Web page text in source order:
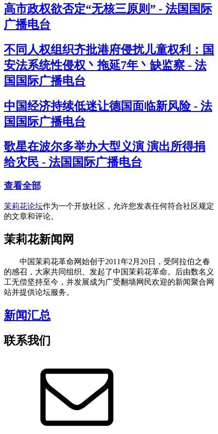
高市政权欲否定“无核三原则” - 法国国际
广播电台
不同人权组织齐批港府侵扰儿童权利：国
安法系统性侵权丶拖延7年丶缺监察 - 法
国国际广播电台
中国经济持续低迷让德国面临新风险 - 法
国国际广播电台
歌星在波尔多举办大型义演 演出所得捐
给灾民 - 法国国际广播电台
查看全部
茉莉花论坛作为一个开放社区，允许您发表任何符合社区规定
的文章和评论。
茉莉花新闻网
中国茉莉花革命网始创于2011年2月20日，受阿拉伯之春
的感召，大家共同组织、发起了中国茉莉花革命。后由数名义
工无偿坚持至今，并发展成为广受翻墙网民欢迎的新闻聚合网
站并提供论坛服务。
新闻汇总
联系我们